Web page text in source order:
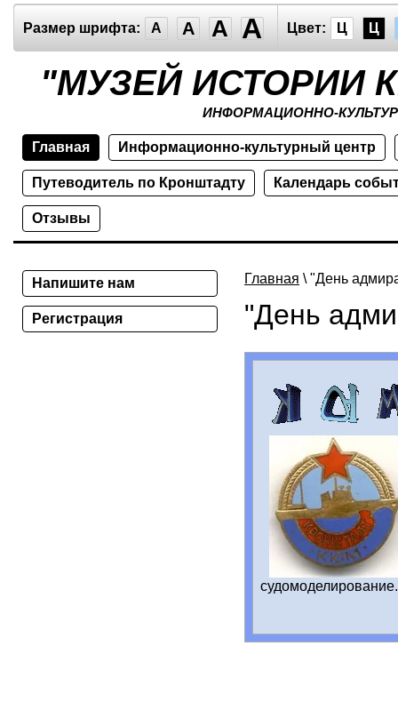
Размер шрифта: A A A A Цвет: Ц Ц
"МУЗЕЙ ИСТОРИИ
ИНФОРМАЦИОННО-
Главная Информационно-культурный центр
Путеводитель по Кронштадту Календарь
Отзывы
Главная \ "День
"День
судомоделирование.
Напишите нам
Регистрация